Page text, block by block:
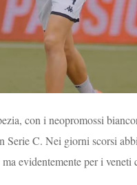
con i neopromossi
Serie C. Nei giorni scorsi
ma evidentemente per i veneti